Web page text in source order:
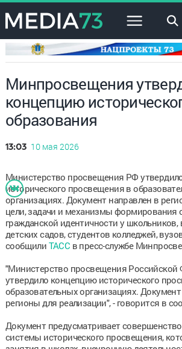
×
Минпросвещения
концепцию
образования
13:03 10 мая 2026
Министерство просвещения РФ
исторического просвещения в
организациях. Документ направлен в
цели, задачи и механизмы формирования
гражданской идентичности у школьников,
детских садов, студентов колледжей,
сообщили ТАСС в пресс-службе
"Министерство просвещения Российской
утвердило концепцию исторического
образовательных организациях.
регионы для реализации", - говорится в
Документ предусматривает
системы исторического просвещения,